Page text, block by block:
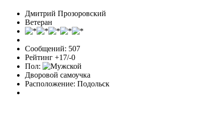
Дмитрий Прозоровский
Ветеран
Сообщений: 507
Рейтинг +17/-0
Пол:
Дворовой самоучка
Расположение: Подольск